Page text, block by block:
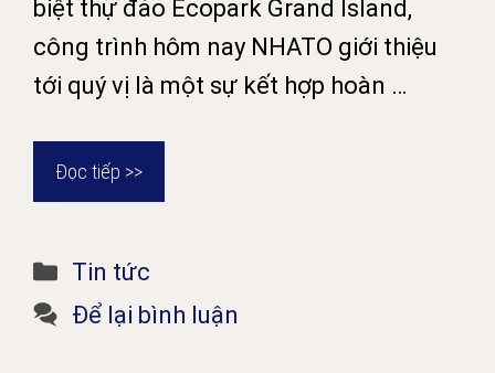
biệt thự đảo Ecopark Grand Island,
công trình hôm nay NHATO giới thiệu
tới quý vị là một sự kết hợp hoàn …
Đọc tiếp >>
Danh
mục
Tin tức
Để lại bình luận